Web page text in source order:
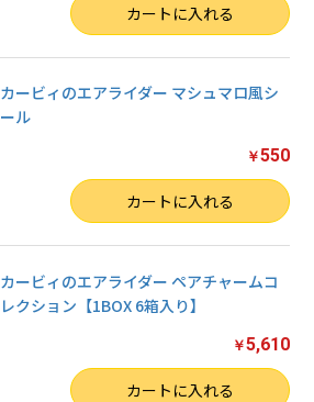
カートに入れる
カービィのエアライダー マシュマロ風シ
ール
￥550
カートに入れる
カービィのエアライダー ペアチャームコ
レクション【1BOX 6箱入り】
￥5,610
カートに入れる